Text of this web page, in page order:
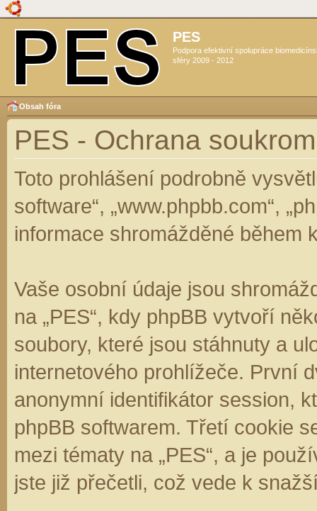
PES
Podpora efektivní spolupráce
sféry 2009 - 2012
Obsah fóra
PES - Ochrana
Toto prohlášení podrobně
software“, „www.phpbb.com“,
informace shromážděné během
Vaše osobní údaje jsou
na „PES“, kdy phpBB vytvoří
soubory, které jsou stáhnuty a
internetového prohlížeče. První
anonymní identifikátor session,
phpBB softwarem. Třetí cookie
mezi tématy na „PES“, a je
jste již přečetli, což vede k